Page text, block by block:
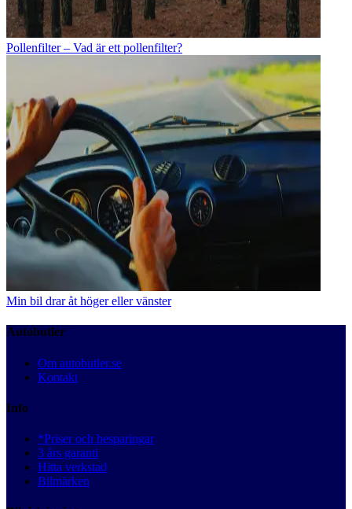
Pollenfilter – Vad är ett pollenfilter?
Min bil drar åt höger eller vänster
Autobutler
Om autobutler.se
Kontakt
Info
*Priser och besparingar
3 års garanti
Hitta verkstad
Bilmärken